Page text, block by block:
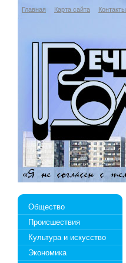
Главная Карта сайта Контакты
Общество
Происшествия
Культура и искусство
Экономика